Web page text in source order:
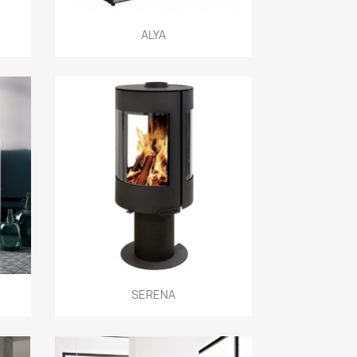
Aperçu rapide
ALYA
Aperçu rapide
SERENA